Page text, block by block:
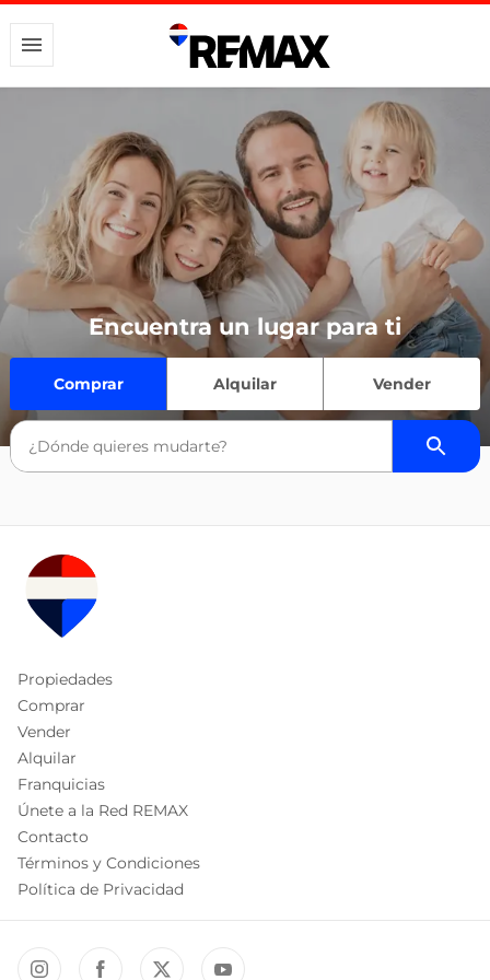
Encuentra un lugar para ti
Comprar Alquilar Vender
Propiedades
Comprar
Vender
Alquilar
Franquicias
Únete a la Red REMAX
Contacto
Términos y Condiciones
Política de Privacidad